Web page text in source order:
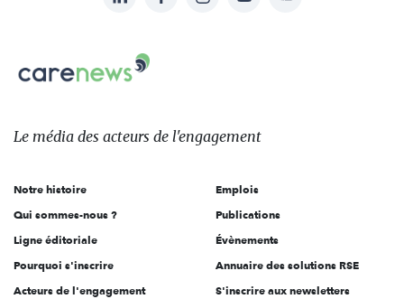
sur:
Carenews,
Le
des
l'engagement
Le média des acteurs de l'engagement
Notre histoire
Qui sommes-nous ?
Ligne éditoriale
Pourquoi s'inscrire
Acteurs de l'engagement
Emplois
Publications
Évènements
Annuaire des solutions RSE
S'inscrire aux newsletters